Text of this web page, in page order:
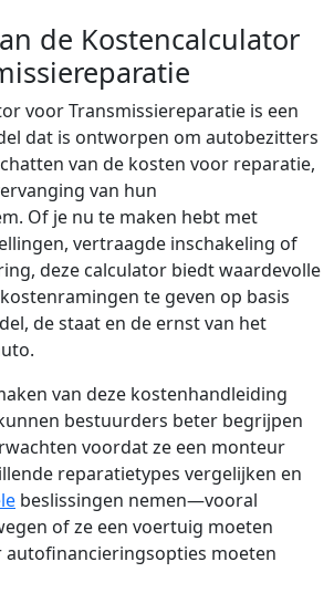
de Kostencalculator
voor Transmissiereparatie is een
dat is ontworpen om autobezitters
van de kosten voor reparatie,
van hun
Of je nu te maken hebt met
vertraagde inschakeling of
deze calculator biedt waardevolle
te geven op basis
de staat en de ernst van het
van deze kostenhandleiding
bestuurders beter begrijpen
voordat ze een monteur
reparatietypes vergelijken en
beslissingen nemen—vooral
of ze een voertuig moeten
autofinancieringsopties moeten